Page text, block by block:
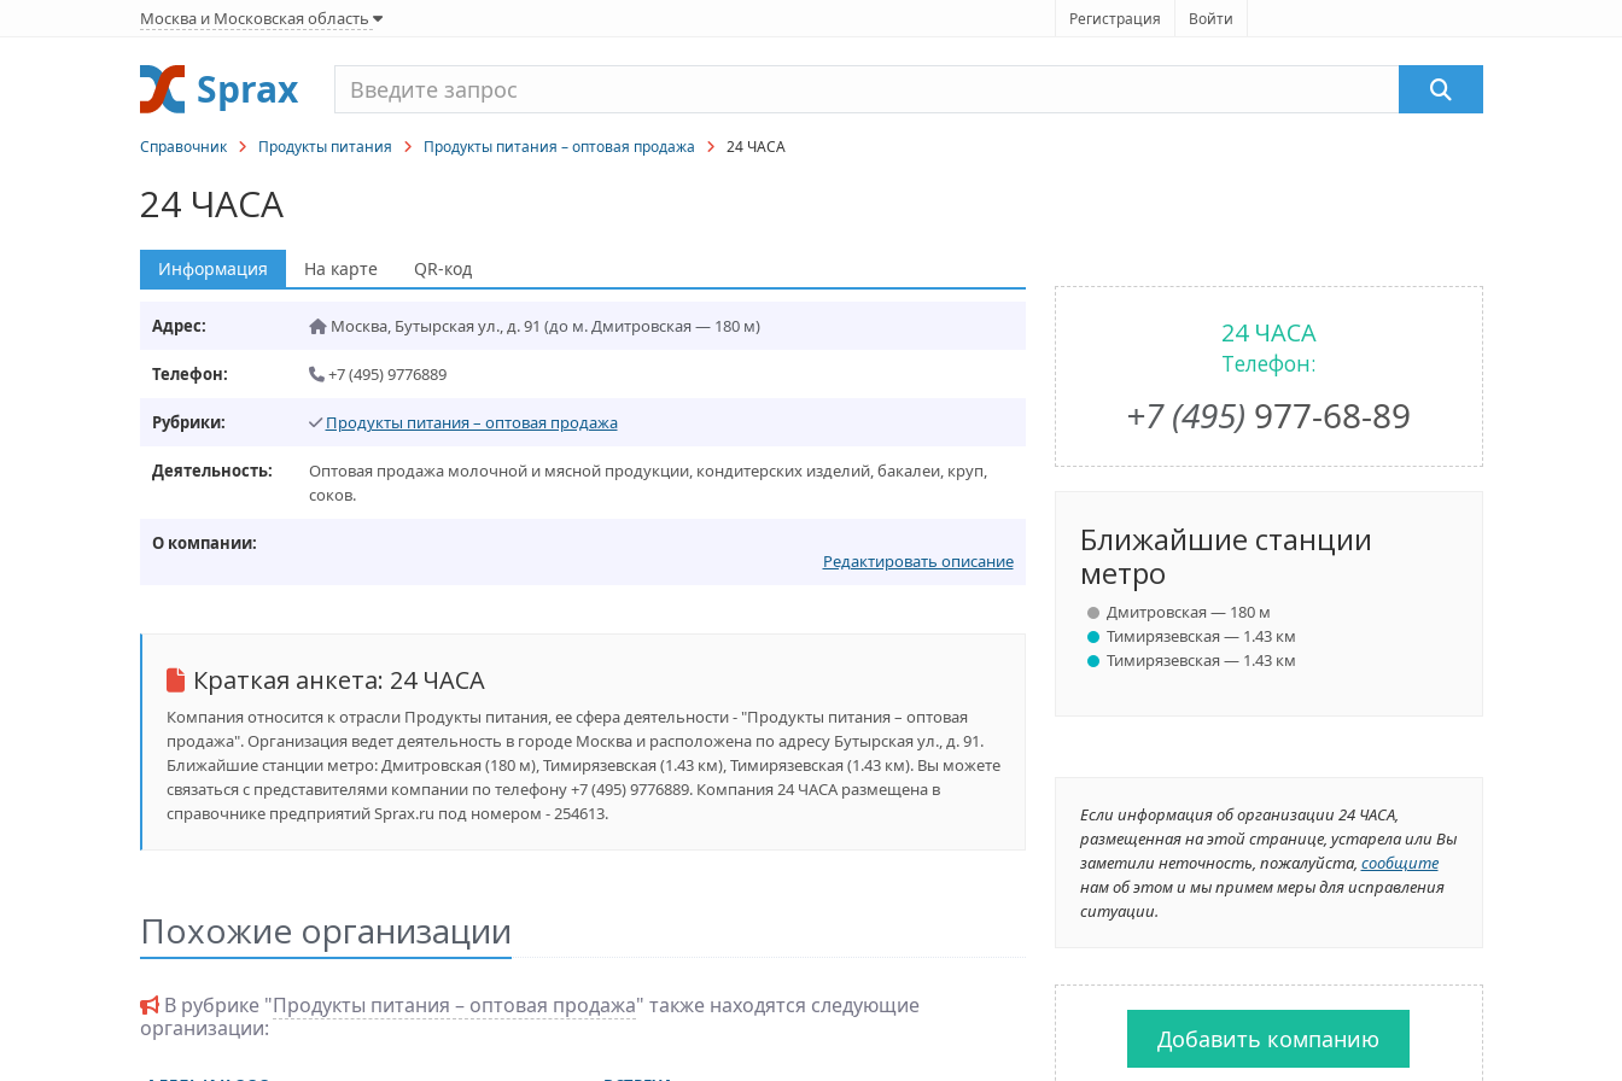
Москва и Московская область Регистрация Войти
Sprax
Справочник Продукты питания Продукты питания – оптовая продажа 24 ЧАСА
24 ЧАСА
Информация На карте QR-код
Адрес: Москва, Бутырская ул., д. 91 (до м. Дмитровская — 180 м)
Телефон: +7 (495) 9776889
Рубрики: Продукты питания – оптовая продажа
Деятельность:
Оптовая продажа молочной и мясной продукции, кондитерских изделий, бакалеи, круп,
соков.
О компании:
Редактировать описание
Краткая анкета: 24 ЧАСА
Компания относится к отрасли Продукты питания, ее сфера деятельности - "Продукты питания – оптовая
продажа". Организация ведет деятельность в городе Москва и расположена по адресу Бутырская ул., д. 91.
Ближайшие станции метро: Дмитровская (180 м), Тимирязевская (1.43 км), Тимирязевская (1.43 км). Вы можете
связаться с представителями компании по телефону +7 (495) 9776889. Компания 24 ЧАСА размещена в
справочнике предприятий Sprax.ru под номером - 254613.
Похожие организации
В рубрике "Продукты питания – оптовая продажа" также находятся следующие
организации:
24 ЧАСА
Телефон:
+7 (495) 977-68-89
Ближайшие станции
метро
Дмитровская — 180 м
Тимирязевская — 1.43 км
Тимирязевская — 1.43 км
Если информация об организации 24 ЧАСА,
размещенная на этой странице, устарела или Вы
заметили неточность, пожалуйста, сообщите
нам об этом и мы примем меры для исправления
ситуации.
Добавить компанию